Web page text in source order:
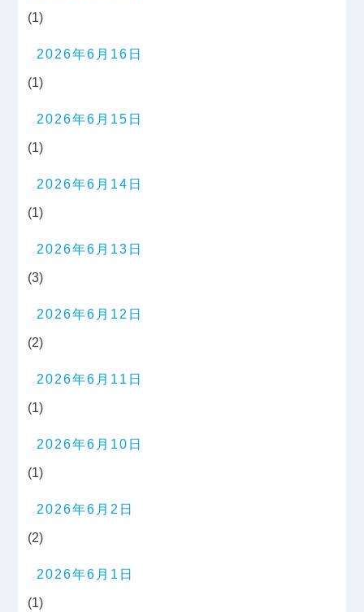
(1)
2026年6月16日
(1)
2026年6月15日
(1)
2026年6月14日
(1)
2026年6月13日
(3)
2026年6月12日
(2)
2026年6月11日
(1)
2026年6月10日
(1)
2026年6月2日
(2)
2026年6月1日
(1)